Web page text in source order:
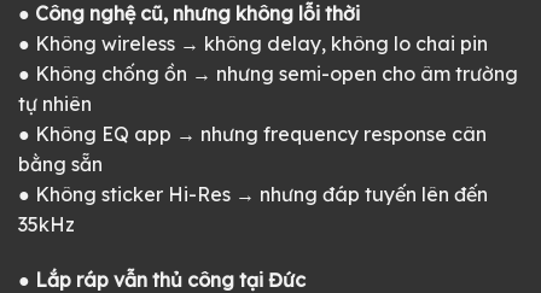
● Công nghệ cũ, nhưng không lỗi thời
● Không wireless → không delay, không lo chai pin
● Không chống ồn → nhưng semi-open cho âm trường
tự nhiên
● Không EQ app → nhưng frequency response cân
bằng sẵn
● Không sticker Hi-Res → nhưng đáp tuyến lên đến
35kHz
● Lắp ráp vẫn thủ công tại Đức